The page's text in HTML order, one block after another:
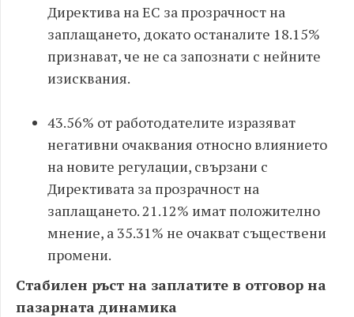
Директива на ЕС за прозрачност на
заплащането, докато останалите 18.15%
признават, че не са запознати с нейните
изисквания.
43.56% от работодателите изразяват
негативни очаквания относно влиянието
на новите регулации, свързани с
Директивата за прозрачност на
заплащането. 21.12% имат положително
мнение, а 35.31% не очакват съществени
промени.
Стабилен ръст на заплатите в отговор на
пазарната динамика